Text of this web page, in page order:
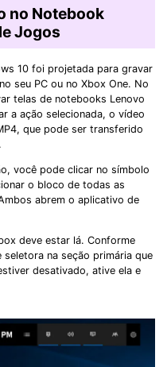
no Notebook
Jogos
10 foi projetada para gravar
seu PC ou no Xbox One. No
telas de notebooks Lenovo
a ação selecionada, o vídeo
que pode ser transferido
você pode clicar no símbolo
o bloco de todas as
abrem o aplicativo de
deve estar lá. Conforme
na seção primária que
desativado, ative ela e